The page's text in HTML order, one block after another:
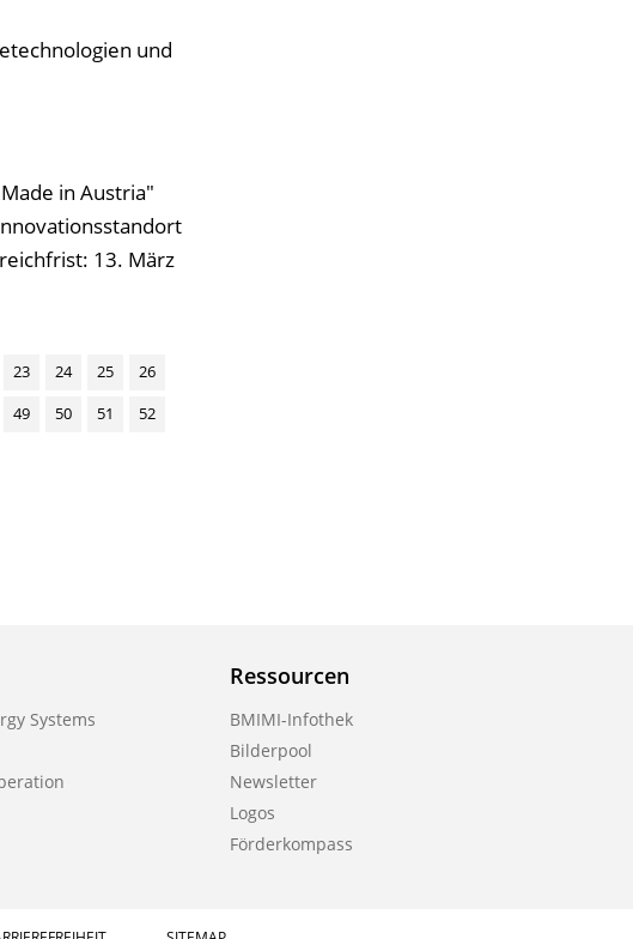
und
in Austria"
13. März
23 24 25
26
49 50 51
52
Systems
Ressourcen
BMIMI-Infothek
Bilderpool
Newsletter
Logos
Förderkompass